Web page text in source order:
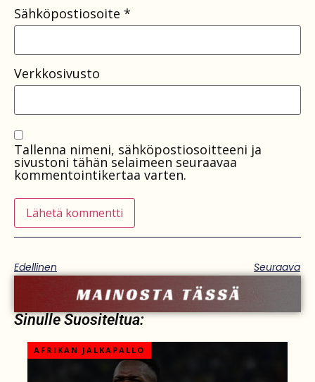
Sähköpostiosoite *
Verkkosivusto
Tallenna nimeni, sähköpostiosoitteeni ja
sivustoni tähän selaimeen seuraavaa
kommentointikertaa varten.
Edellinen Seuraava
Sinulle Suositeltua:
AFRIKAN JALKAPALLO